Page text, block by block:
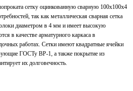
сетку оцинкованную сварную 100х100х4
так как металлическая сварная сетка
диаметром в 4 мм и имеет высокую
в качестве арматурного каркаса в
работах. Сетки имеют квадратные ячейки
ГОСТу ВР-1, а также покрытие из
их долговечность.